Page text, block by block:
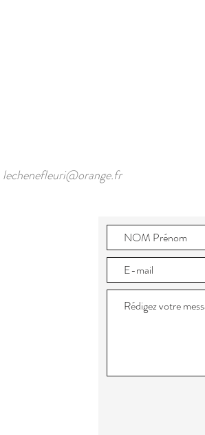
lechenefleuri@orange.fr